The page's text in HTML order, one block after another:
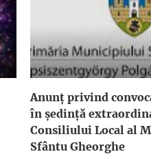
Anunţ privind
în şedinţă
Consiliului Local al
Sfântu Gheorghe